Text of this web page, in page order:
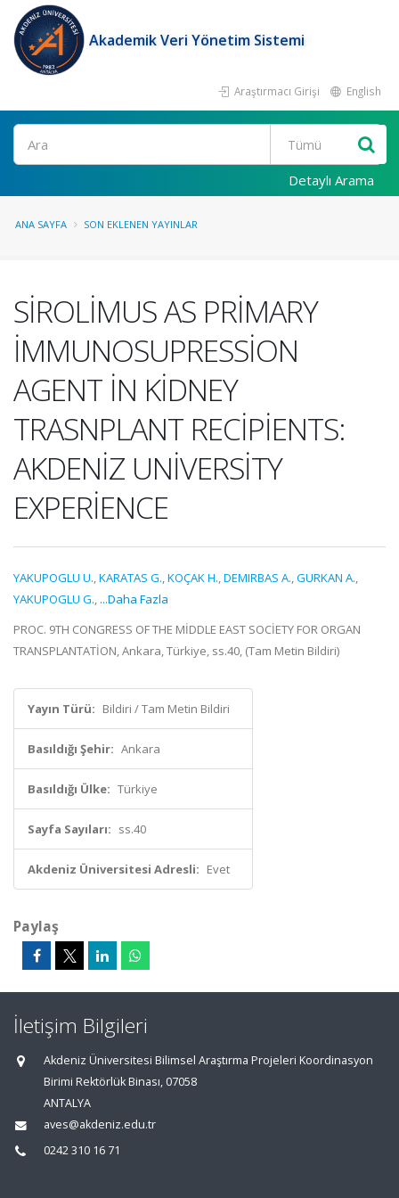
Akademik Veri Yönetim Sistemi
Araştırmacı Girişi English
Ara
Detaylı Arama
ANA SAYFA SON EKLENEN YAYINLAR
SİROLİMUS AS PRİMARY
İMMUNOSUPRESSİON
AGENT İN KİDNEY
TRASNPLANT RECİPİENTS:
AKDENİZ UNİVERSİTY
EXPERİENCE
YAKUPOGLU U.,KARATAS G.,KOÇAK H.,DEMIRBAS A.,GURKAN A.,
YAKUPOGLU G., ...Daha Fazla
PROC. 9TH CONGRESS OF THE MİDDLE EAST SOCİETY FOR ORGAN
TRANSPLANTATİON, Ankara, Türkiye, ss.40, (Tam Metin Bildiri)
Yayın Türü: Bildiri / Tam Metin Bildiri
Basıldığı Şehir: Ankara
Basıldığı Ülke: Türkiye
Sayfa Sayıları: ss.40
Akdeniz Üniversitesi Adresli: Evet
Paylaş
İletişim Bilgileri
Akdeniz Üniversitesi Bilimsel Araştırma Projeleri Koordinasyon
Birimi Rektörlük Binası, 07058
ANTALYA
aves@akdeniz.edu.tr
0242 310 16 71